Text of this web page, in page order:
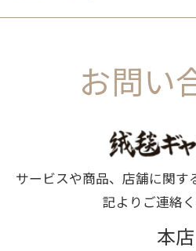
お問い
サービスや商品、店舗に関す
記よりご連絡く
本店